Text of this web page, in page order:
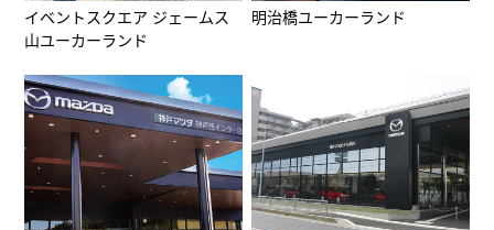
イベントスクエア ジェームス
山ユーカーランド
明治橋ユーカーランド